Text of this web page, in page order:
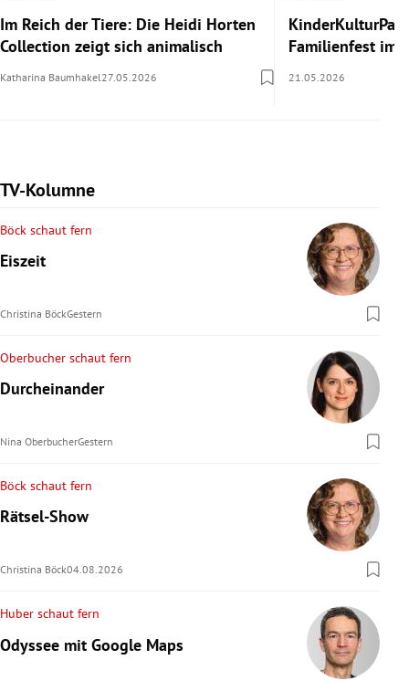
Im Reich der Tiere: Die Heidi Horten
Collection zeigt sich animalisch
Katharina Baumhakel27.05.2026
Familienfest im
21.05.2026
TV-Kolumne
Böck schaut fern
Eiszeit
Christina BöckGestern
Oberbucher schaut fern
Durcheinander
Nina OberbucherGestern
Böck schaut fern
Rätsel-Show
Christina Böck04.08.2026
Huber schaut fern
Odyssee mit Google Maps